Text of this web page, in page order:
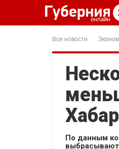
Все новости
По данным
выбрасывают